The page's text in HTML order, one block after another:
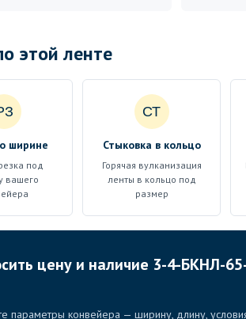
этой ленте
ширине
под
вашего
СТ
Стыковка в кольцо
Горячая вулканизация
ленты в кольцо под
размер
цену и наличие 3-4-БКНЛ-
параметры конвейера — ширину, длину,